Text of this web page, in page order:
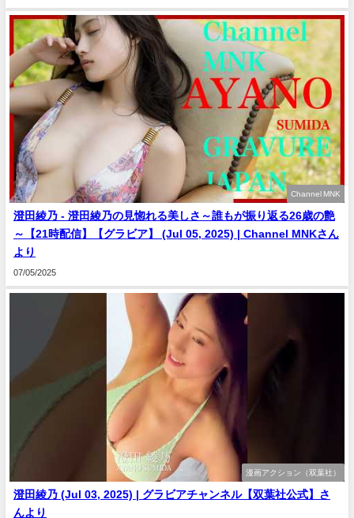
Channel MNK
澄田綾乃 - 澄田綾乃の見惚れる美しさ～誰もが振り返る26歳の艶
～【21時配信】【グラビア】 (Jul 05, 2025) | Channel MNKさん
より
07/05/2025
漫画アクション（双葉社）
澄田綾乃 (Jul 03, 2025) | グラビアチャンネル【双葉社公式】さ
んより